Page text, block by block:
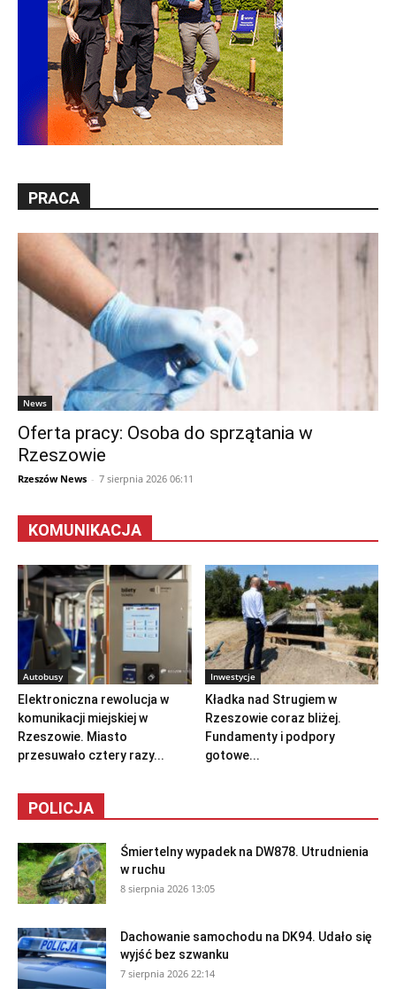
PRACA
News
Oferta pracy: Osoba do sprzątania w
Rzeszowie
Rzeszów News - 7 sierpnia 2026 06:11
KOMUNIKACJA
Autobusy
Elektroniczna rewolucja w
komunikacji miejskiej w
Rzeszowie. Miasto
przesuwało cztery razy...
Inwestycje
Kładka nad Strugiem w
Rzeszowie coraz bliżej.
Fundamenty i podpory
gotowe...
POLICJA
Śmiertelny wypadek na DW878. Utrudnienia
w ruchu
8 sierpnia 2026 13:05
Dachowanie samochodu na DK94. Udało się
wyjść bez szwanku
7 sierpnia 2026 22:14